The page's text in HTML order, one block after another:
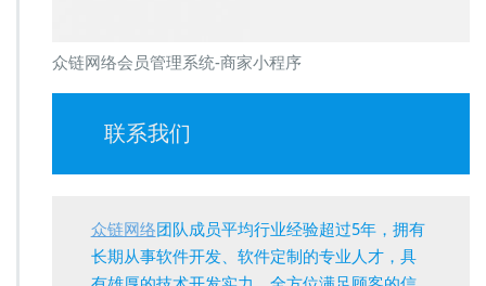
众链网络会员管理系统-商家小程序
联系我们
众链网络团队成员平均行业经验超过5年，拥有
长期从事软件开发、软件定制的专业人才，具